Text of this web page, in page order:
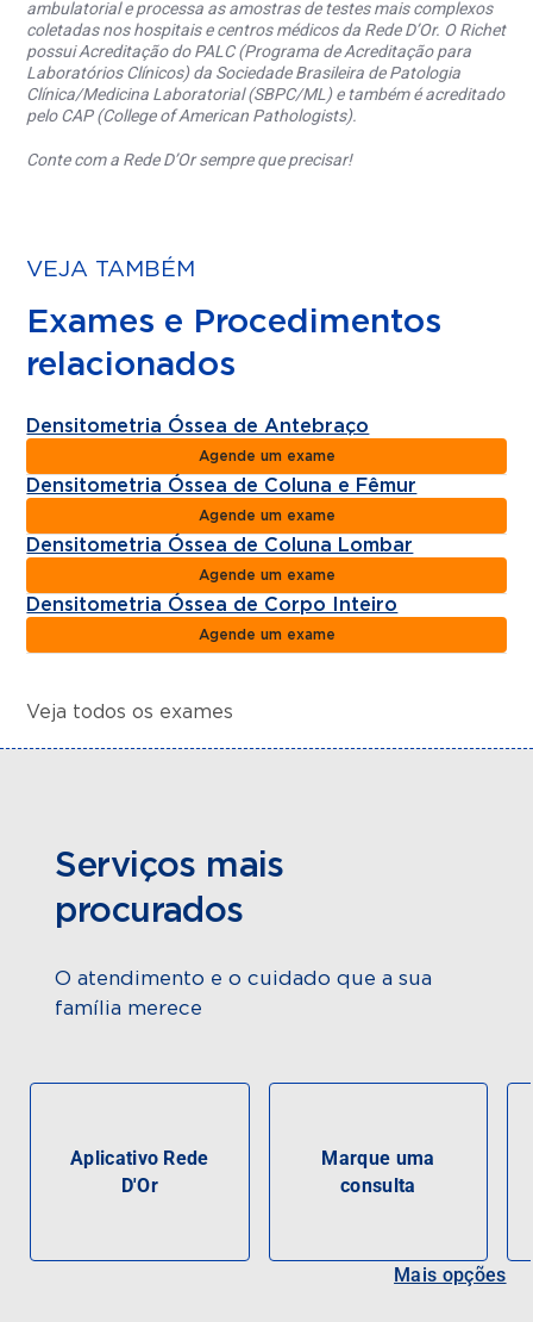
ambulatorial e processa as amostras de testes mais complexos
coletadas nos hospitais e centros médicos da Rede D’Or. O Richet
possui Acreditação do PALC (Programa de Acreditação para
Laboratórios Clínicos) da Sociedade Brasileira de Patologia
Clínica/Medicina Laboratorial (SBPC/ML) e também é acreditado
pelo CAP (College of American Pathologists).
Conte com a Rede D’Or sempre que precisar!
VEJA TAMBÉM
Exames e Procedimentos
relacionados
Densitometria Óssea de Antebraço
Agende um exame
Densitometria Óssea de Coluna e Fêmur
Agende um exame
Densitometria Óssea de Coluna Lombar
Agende um exame
Densitometria Óssea de Corpo Inteiro
Agende um exame
Veja todos os exames
Serviços mais
procurados
O atendimento e o cuidado que a sua
família merece
Aplicativo Rede
D'Or
Marque uma
consulta
Mais opções